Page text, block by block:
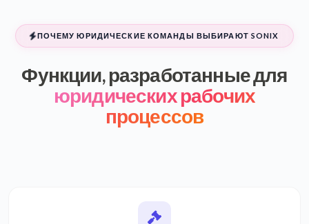
ПОЧЕМУ ЮРИДИЧЕСКИЕ КОМАНДЫ ВЫБИРАЮТ SONIX
Функции, разработанные для
юридических рабочих
процессов